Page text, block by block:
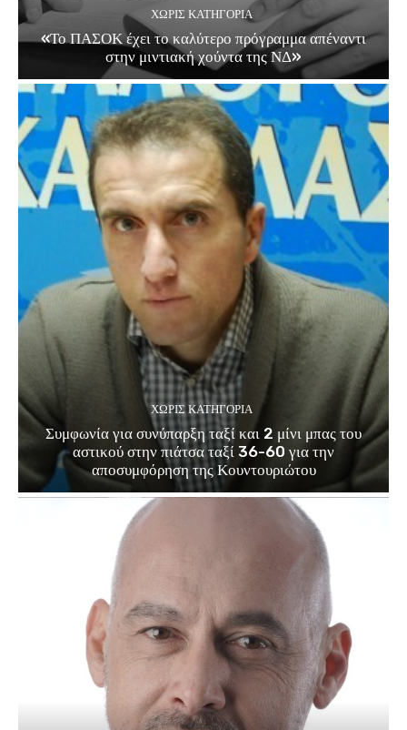
ΧΩΡΊΣ ΚΑΤΗΓΟΡΊΑ
«Το ΠΑΣΟΚ έχει το καλύτερο πρόγραμμα απέναντι
στην μιντιακή χούντα της ΝΔ»
ΧΩΡΊΣ ΚΑΤΗΓΟΡΊΑ
Συμφωνία για συνύπαρξη ταξί και 2 μίνι μπας του
αστικού στην πιάτσα ταξί 36-60 για την
αποσυμφόρηση της Κουντουριώτου